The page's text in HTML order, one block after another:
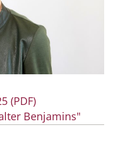
(PDF)
Benjamins"